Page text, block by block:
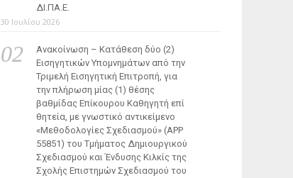
ΔΙ.ΠΑ.Ε.
30 Ιουλίου 2026
Ανακοίνωση – Κατάθεση δύο (2)
Εισηγητικών Υπομνημάτων από την
Τριμελή Εισηγητική Επιτροπή, για
την πλήρωση μίας (1) θέσης
βαθμίδας Επίκουρου Καθηγητή επί
θητεία, με γνωστικό αντικείμενο
«Μεθοδολογίες Σχεδιασμού» (ΑΡΡ
55851) του Τμήματος Δημιουργικού
Σχεδιασμού και Ένδυσης Κιλκίς της
Σχολής Επιστημών Σχεδιασμού του